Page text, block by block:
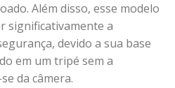
Além disso, esse modelo
significativamente a
devido a sua base
em um tripé sem a
da câmera.